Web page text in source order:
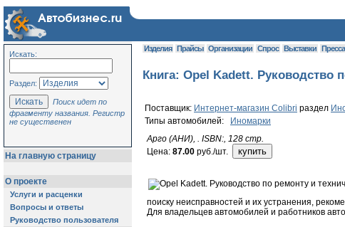
Искать:
Раздел:
Поиск идет по
фрагменту названия. Регистр
не существенен
На главную страницу
О проекте
Услуги и расценки
Вопросы и ответы
Руководство пользователя
Изделия Прайсы Организации Спрос Выставки Пресса
Книга: Opel Kadett. Руководство
Поставщик: Интернет-магазин Colibri раздел
Типы автомобилей:
Иномарки
Арго (АНИ), . ISBN:, 128 стр.
Цена: 87.00 руб./шт.
поиску неисправностей и их устранения,
Для владельцев автомобилей и работников